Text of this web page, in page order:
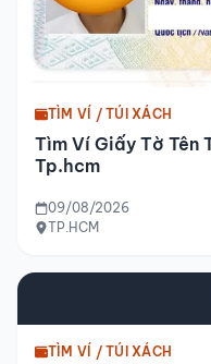
TÌM VÍ / TÚI XÁCH
Tìm Ví Giấy Tờ Tên
Tp.hcm
09/08/2026
TP.HCM
TÌM VÍ / TÚI XÁCH